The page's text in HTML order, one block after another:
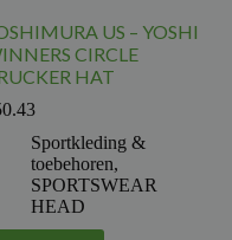
US – YOSHI
CIRCLE
HAT
Sportkleding &
toebehoren,
SPORTSWEAR
HEAD